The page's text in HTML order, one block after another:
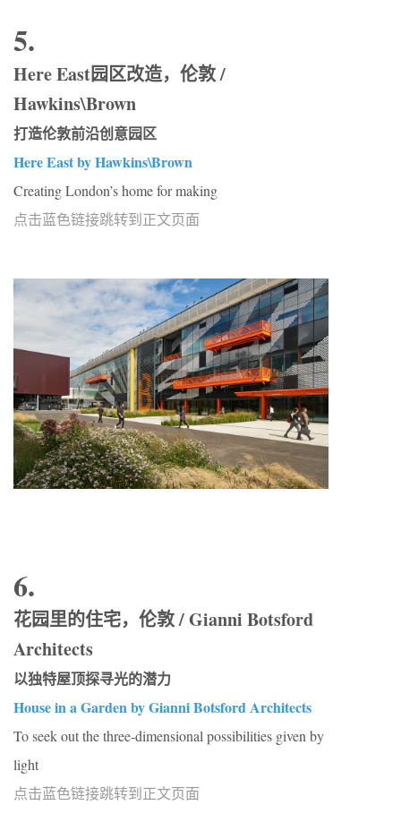
5.
Here East园区改造，伦敦 /
Hawkins\Brown
打造伦敦前沿创意园区
Here East by Hawkins\Brown
Creating London’s home for making
点击蓝色链接跳转到正文页面
6.
花园里的住宅，伦敦 / Gianni Botsford
Architects
以独特屋顶探寻光的潜力
House in a Garden by Gianni Botsford Architects
To seek out the three-dimensional possibilities given by
light
点击蓝色链接跳转到正文页面